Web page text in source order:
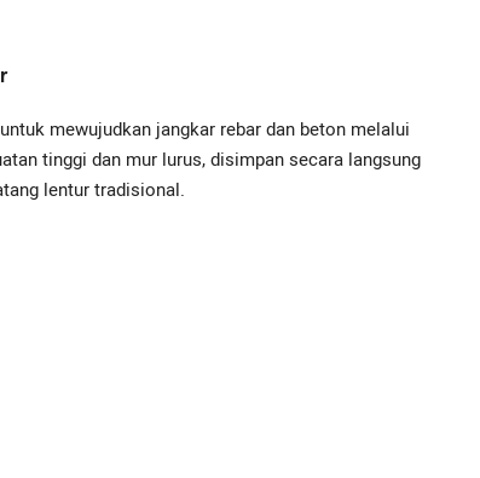
mewujudkan jangkar rebar dan beton melalui
tinggi dan mur lurus, disimpan secara langsung
lentur tradisional.